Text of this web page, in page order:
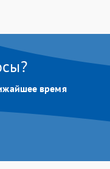
время